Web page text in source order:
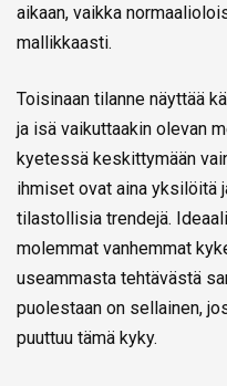
aikaan, vaikka
mallikkaasti.
Toisinaan tilanne näyttää
ja isä vaikuttaakin olevan
kyetessä keskittymään
ihmiset ovat aina yksilöitä
tilastollisia trendejä.
molemmat vanhemmat
useammasta tehtävästä
puolestaan on sellainen,
puuttuu tämä kyky.